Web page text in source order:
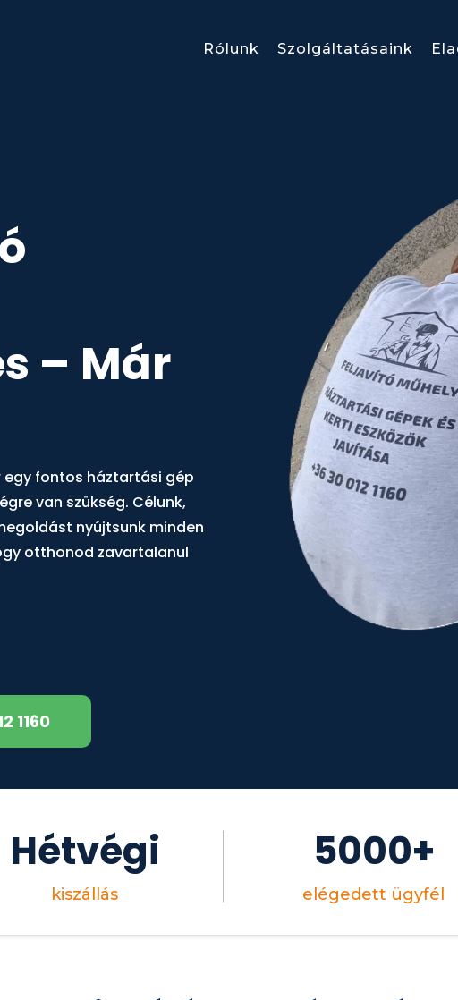
Rólunk Szolgáltatásaink
– Már
egy fontos háztartási gép
van szükség. Célunk,
nyújtsunk minden
otthonod zavartalanul
1160
Hétvégi
kiszállás
5000+
elégedett ügyfél